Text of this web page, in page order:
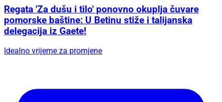
Regata 'Za dušu i tilo' ponovno okuplja čuvare
pomorske baštine: U Betinu stiže i talijanska
delegacija iz Gaete!
Idealno vrijeme za promjene